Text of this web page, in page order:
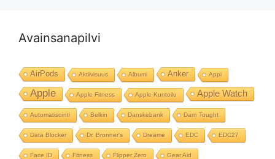
Avainsanapilvi
AirPods Aktiivisuus Albumi Anker Appi
Apple Apple Fitness Apple Kuntoilu Apple Watch
Automatisointi Belkin Danskebank Darn Tought
Data Blocker Dr. Bronner's Dreame EDC EDC27
Face ID Fitness Flipper Zero Gear Aid